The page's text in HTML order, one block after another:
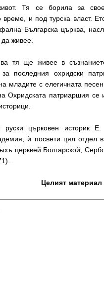
Тя се борила за
време, и под турска власт.
Българска църква,
живее.
тя ще живее в
последния охридски
младите с елегичната
Охридската патриаршия се
руски църковен историк
ѝ посвети цял отдел в
церквей Болгарской,
Целият материал